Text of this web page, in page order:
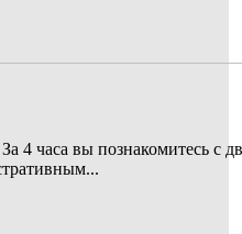
За 4 часа вы познакомитесь с